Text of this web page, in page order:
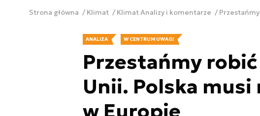
Strona główna Klimat Klimat Analizy i komentarze
ANALIZA W CENTRUM UWAGI
Przestańmy
Unii. Polska musi
w Europie